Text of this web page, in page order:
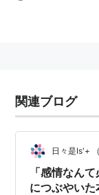
関連ブログ
日々是Is'+
「感情なん
につぶやいた